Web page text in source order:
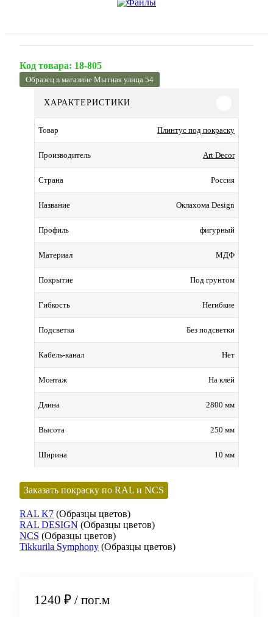
Код товара: 18-805
Образец в магазине Мытная улица 54
ХАРАКТЕРИСТИКИ
Товар Плинтус под покраску
Производитель Art Decor
Страна Россия
Название Оклахома Design
Профиль фигурный
Материал МДФ
Покрытие Под грунтом
Гибкость Негибкие
Подсветка Без подсветки
Кабель-канал Нет
Монтаж На клей
Длина 2800 мм
Высота 250 мм
Ширина 10 мм
Заказать покраску по RAL и NCS
RAL K7 (Образцы цветов)
RAL DESIGN (Образцы цветов)
NCS (Образцы цветов)
Tikkurila Symphony (Образцы цветов)
1240 ₽ / пог.м